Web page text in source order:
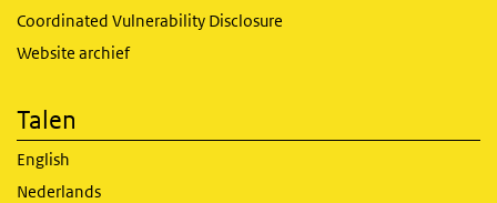
Coordinated Vulnerability Disclosure
Website archief
Talen
English
Nederlands